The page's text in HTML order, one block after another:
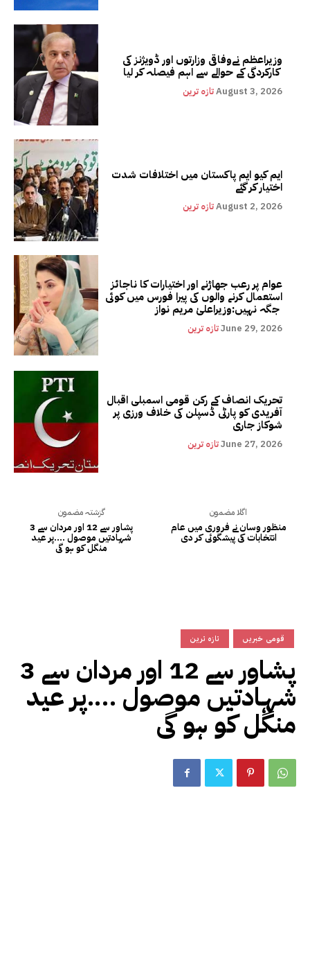
وزیراعظم نےوفاقی وزارتوں اور ڈویژنز کی
کارکردگی کے حوالے سے اہم فیصلہ کر لیا
تازہ ترینAugust 3, 2026
ایم کیو ایم پاکستان میں اختلافات شدت
اختیار کر گئے
تازہ ترینAugust 2, 2026
عوام پر رعب جھاڑنے اور اختیارات کا ناجائز
استعمال کرنے والوں کی پیرا فورس میں کوئی
تازہ ترینJune 29, 2026
تحریک انصاف کے رکن قومی اسمبلی اقبال
آفریدی کو پارٹی ڈسپلن کی خلاف ورزی پر
شوکاز جاری
تازہ ترینJune 27, 2026
گزشتہ مضمون
پشاور سے 12 اور مردان سے 3
شہادتیں موصول ….پر عید
منگل کو ہو گی
اگلا مضمون
منظور وسان نے فروری میں عام
انتخابات کی پیشگوئی کر دی